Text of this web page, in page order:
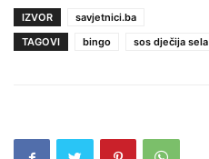
IZVOR
savjetnici.ba
TAGOVI
bingo sos dječija sela